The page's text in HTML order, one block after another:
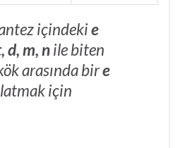
içindekie
d, m, nile biten
arasında bire
için